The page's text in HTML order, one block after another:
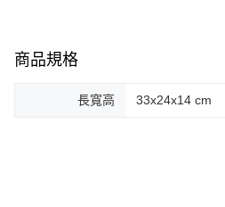
商品規格
長寬高 33x24x14 cm